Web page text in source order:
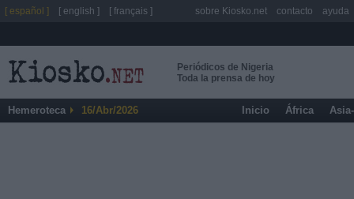
Periódicos de Nigeria
Toda la prensa de hoy
Hemeroteca 16/Abr/2026 Inicio África
[ español ] [ english ] [ français ] sobre Kiosko.net contacto ayuda